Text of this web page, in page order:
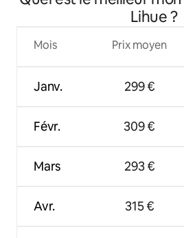
Lihue ?
Mois
Janv.
Févr.
Mars
Avr.
Prix moyen
299 €
309 €
293 €
315 €